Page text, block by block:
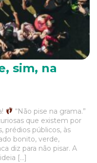
sim, na
“Não pise na grama.”
que existem por
prédios públicos, às
bonito, verde,
diz para não pisar. A
[…]